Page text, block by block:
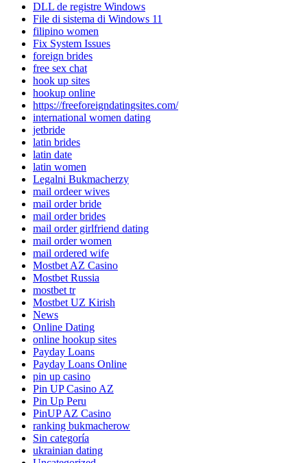
DLL de registre Windows
File di sistema di Windows 11
filipino women
Fix System Issues
foreign brides
free sex chat
hook up sites
hookup online
https://freeforeigndatingsites.com/
international women dating
jetbride
latin brides
latin date
latin women
Legalni Bukmacherzy
mail ordeer wives
mail order bride
mail order brides
mail order girlfriend dating
mail order women
mail ordered wife
Mostbet AZ Casino
Mostbet Russia
mostbet tr
Mostbet UZ Kirish
News
Online Dating
online hookup sites
Payday Loans
Payday Loans Online
pin up casino
Pin UP Casino AZ
Pin Up Peru
PinUP AZ Casino
ranking bukmacherow
Sin categoría
ukrainian dating